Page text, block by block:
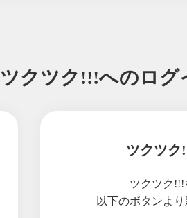
ツクツク!!!へのログ
ツクツク
ツクツク!!!
以下のボタンよ